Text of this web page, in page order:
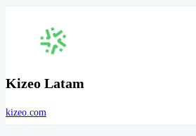
Kizeo Latam
kizeo.com